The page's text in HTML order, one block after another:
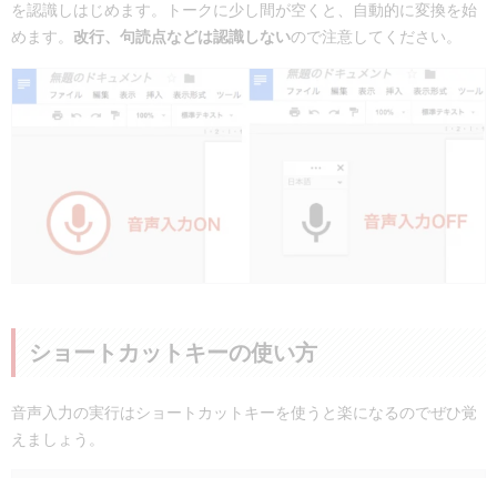
を認識しはじめます。トークに少し間が空くと、自動的に変換を始
めます。 改行、句読点などは認識しないので注意してください。
ショートカットキーの使い方
音声入力の実行はショートカットキーを使うと楽になるのでぜひ覚
えましょう。